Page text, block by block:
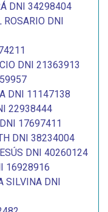
DNI 34298404
DNI
DNI 21363913
DNI 11147138
22938444
17697411
DNI 38234004
DNI 40260124
16928916
SILVINA DNI